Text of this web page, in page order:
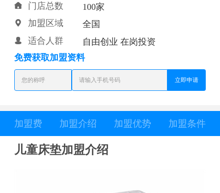
 门店总数 100家
 加盟区域 全国
 适合人群
自由创业 在岗投资
免费获取加盟资料
立即申请
加盟费 加盟介绍 加盟优势 加盟条件
儿童床垫加盟介绍